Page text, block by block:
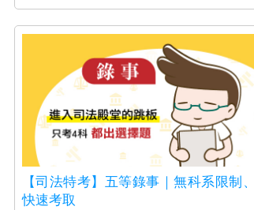
【司法特考】五等錄事｜無科系限制、
快速考取